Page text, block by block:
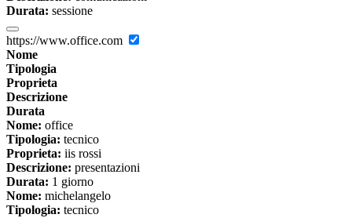
Durata: sessione
https://www.office.com
Nome
Tipologia
Proprieta
Descrizione
Durata
Nome: office
Tipologia: tecnico
Proprieta: iis rossi
Descrizione: presentazioni
Durata: 1 giorno
Nome: michelangelo
Tipologia: tecnico